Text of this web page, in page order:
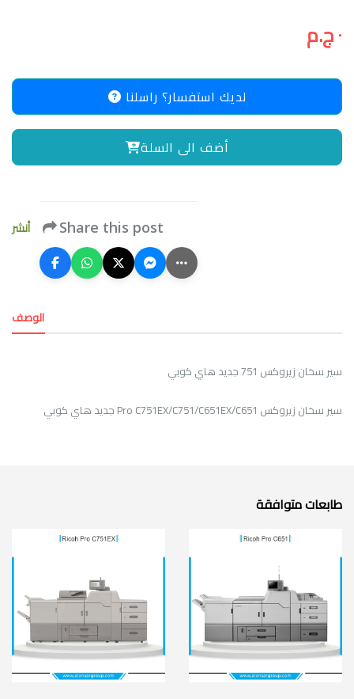
٠ ج.م
لديك استفسار؟ راسلنا
أضف الى السلة
أنشر Share this post
الوصف
سير سخان زيروكس 751 جديد هاي كوبي
سير سخان زيروكس Pro C751EX/C751/C651EX/C651 جديد هاي كوبي
طابعات متوافقة